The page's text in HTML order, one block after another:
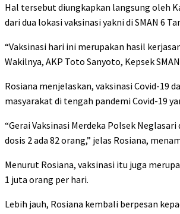
Hal tersebut diungkapkan langsung oleh
dari dua lokasi vaksinasi yakni di SMAN 6
“Vaksinasi hari ini merupakan hasil
Wakilnya, AKP Toto Sanyoto, Kepsek
Rosiana menjelaskan, vaksinasi Covid-19
masyarakat di tengah pandemi Covid-19
“Gerai Vaksinasi Merdeka Polsek
dosis 2 ada 82 orang,” jelas Rosiana,
Menurut Rosiana, vaksinasi itu juga
1 juta orang per hari.
Lebih jauh, Rosiana kembali berpesan